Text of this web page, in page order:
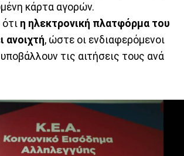
κάρτα αγορών.
η ηλεκτρονική πλατφόρμα του
ανοιχτή, ώστε οι ενδιαφερόμενοι
τις αιτήσεις τους ανά